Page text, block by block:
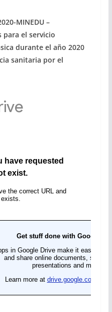
MINEDU –
para el servicio
durante el año 2020
sanitaria por el